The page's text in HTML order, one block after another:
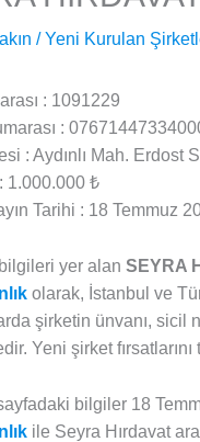
/Yeni Kurulan
: 1091229
:
: Aydınlı Mah. Erdost
1.000.000 ₺
Tarihi : 18 Temmuz
yer alan SEYRA
olarak, İstanbul ve
şirketin ünvanı, sicil
Yeni şirket
bilgiler 18
ile Seyra Hırdavat